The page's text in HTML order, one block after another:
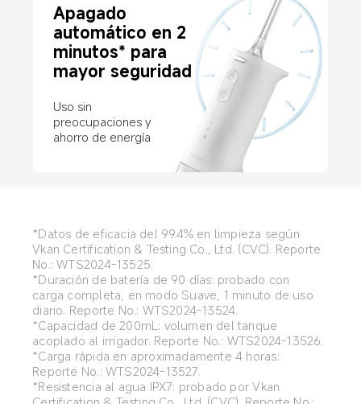
Apagado
automático en 2
minutos* para
mayor seguridad
Uso sin
preocupaciones y
ahorro de energía
*Datos de eficacia del 99.4% en limpieza según
Vkan Certification & Testing Co., Ltd. (CVC). Reporte
No.: WTS2024-13525.
*Duración de batería de 90 días: probado con
carga completa, en modo Suave, 1 minuto de uso
diario. Reporte No.: WTS2024-13524.
*Capacidad de 200mL: volumen del tanque
acoplado al irrigador. Reporte No.: WTS2024-13526.
*Carga rápida en aproximadamente 4 horas:
Reporte No.: WTS2024-13527.
*Resistencia al agua IPX7: probado por Vkan